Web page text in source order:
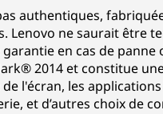
authentiques,
Lenovo ne saurait être
en cas de
2014 et constitue
l'écran, les
et d’autres choix de